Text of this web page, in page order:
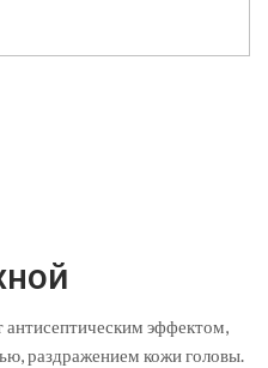
антисептическим эффектом,
раздражением кожи головы.